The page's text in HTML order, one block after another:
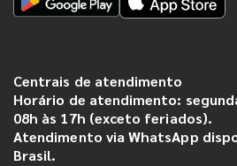
Centrais de atendimento
Horário de atendimento:
08h às 17h (exceto feriados).
Atendimento via WhatsApp
Brasil.